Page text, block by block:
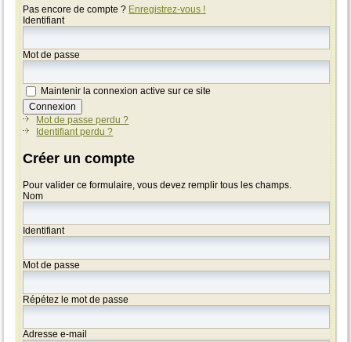
Pas encore de compte ? Enregistrez-vous !
Identifiant
Mot de passe
Maintenir la connexion active sur ce site
Mot de passe perdu ?
Identifiant perdu ?
Créer un compte
Pour valider ce formulaire, vous devez remplir tous les champs.
Nom
Identifiant
Mot de passe
Répétez le mot de passe
Adresse e-mail